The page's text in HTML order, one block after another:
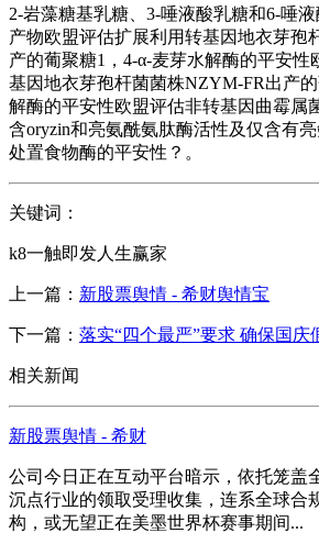
2-岩藻糖基乳糖、3-唾液酸乳糖和6-唾
产物欧盟评估扩展利用转基因地衣芽孢
产的葡聚糖1，4-α-麦芽水解酶的平安性
基因地衣芽孢杆菌菌株NZYM-FR出产
解酶的平安性欧盟评估非转基因曲霉属
含oryzin和亮氨酰氨肽酶活性及仅含有
处置食物酶的平安性？。
关键词：
k8一触即发人生赢家
上一篇： 新股票舆情 - 希财舆情宝
下一篇： 落实“四个最严”要求 确保国庆
相关新闻
新股票舆情 - 希财
公司今日正在互动平台暗示，依托笼盖
沉点行业的领取受理收集，连系全球合
构，或无望正在美墨世界杯赛事期间...